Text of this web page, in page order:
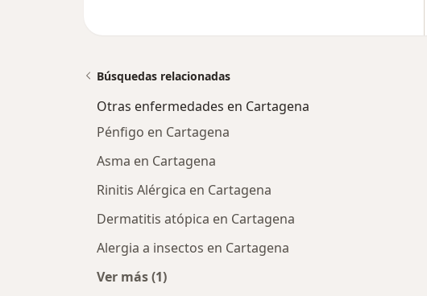
Búsquedas relacionadas
Otras enfermedades en Cartagena
Pénfigo en Cartagena
Asma en Cartagena
Rinitis Alérgica en Cartagena
Dermatitis atópica en Cartagena
Alergia a insectos en Cartagena
Ver más (1)